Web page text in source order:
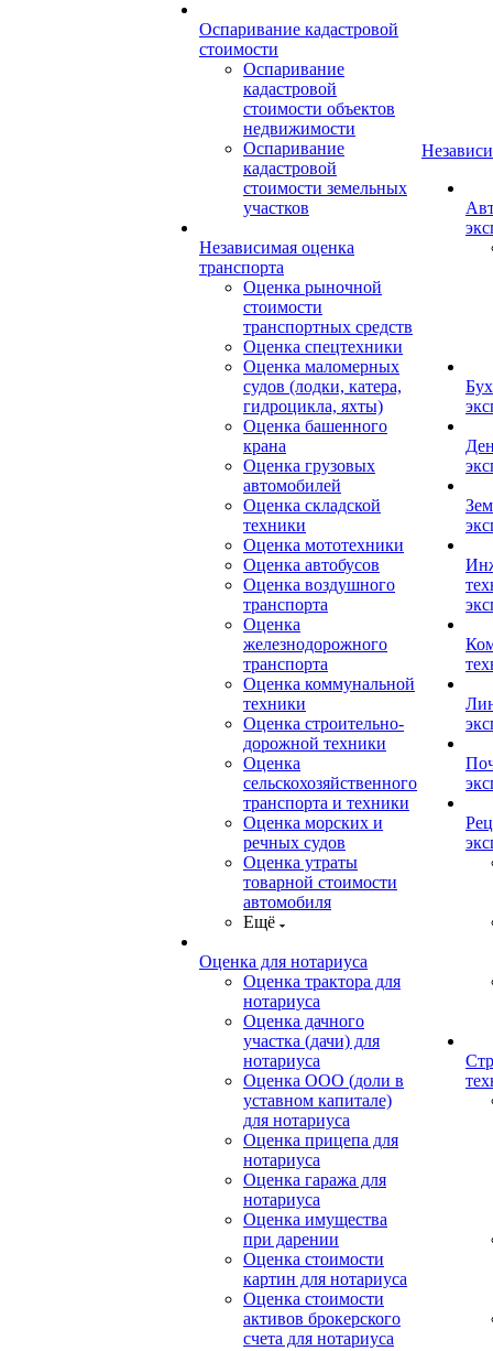
Оспаривание кадастровой
стоимости
Оспаривание
кадастровой
стоимости объектов
недвижимости
Оспаривание
кадастровой
стоимости земельных
участков
Независимая оценка
транспорта
Оценка рыночной
стоимости
транспортных средств
Оценка спецтехники
Оценка маломерных
судов (лодки, катера,
гидроцикла, яхты)
Оценка башенного
крана
Оценка грузовых
автомобилей
Оценка складской
техники
Оценка мототехники
Оценка автобусов
Оценка воздушного
транспорта
Оценка
железнодорожного
транспорта
Оценка коммунальной
техники
Оценка строительно-
дорожной техники
Оценка
сельскохозяйственного
транспорта и техники
Оценка морских и
речных судов
Оценка утраты
товарной стоимости
автомобиля
Ещё
Оценка для нотариуса
Оценка трактора для
нотариуса
Оценка дачного
участка (дачи) для
нотариуса
Оценка ООО (доли в
уставном капитале)
для нотариуса
Оценка прицепа для
нотариуса
Оценка гаража для
нотариуса
Оценка имущества
при дарении
Оценка стоимости
картин для нотариуса
Оценка стоимости
активов брокерского
счета для нотариуса